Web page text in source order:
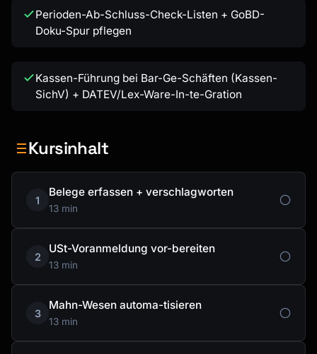
Perioden-Ab-Schluss-Check-Listen + GoBD-
Doku-Spur pflegen
Kassen-Führung bei Bar-Ge-Schäften (Kassen-
SichV) + DATEV/Lex-Ware-In-te-Gration
Kursinhalt
1
Belege erfassen + verschlagworten
13 min
2
USt-Voranmeldung vor-bereiten
13 min
3
Mahn-Wesen automa-tisieren
13 min